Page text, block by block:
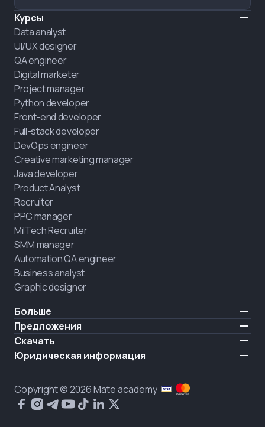
Курсы
Data analyst
UI/UX designer
QA engineer
Digital marketer
Project manager
Python developer
Front-end developer
Full-stack developer
DevOps engineer
Creative marketing manager
Java developer
Product Analyst
Recruiter
PPC manager
MilTech Recruiter
SMM manager
Automation QA engineer
Business analyst
Graphic designer
Больше
Цены
Отзывы
О нас
Состояние рынка IT
Вопросы и ответы про IT
Предложения
IT для ветеранов
Нанять выпускника
Обучение полного дня
Скачать
iOS
Юридическая информация
Политика конфиденциальности
Политика cookies
Публичное договор
Copyright © 2026 Mate academy